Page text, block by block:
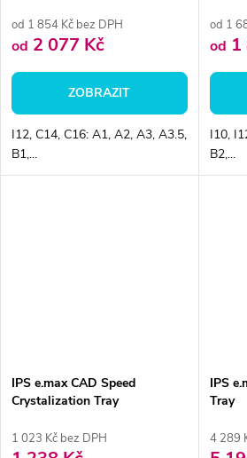
od 1 854 Kč bez DPH
od 2 077 Kč
ZOBRAZIT
I12, C14, C16: A1, A2, A3, A3.5,
B1,...
od 1
od 1
I10,
B2,...
IPS e.max CAD Speed
Crystalization Tray
1 023 Kč bez DPH
IPS
Tray
4 289